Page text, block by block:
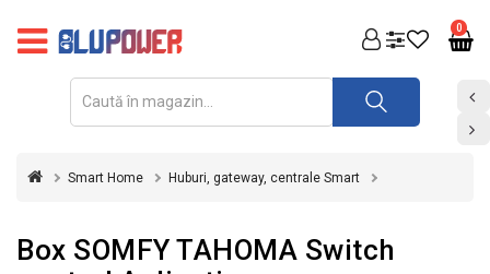
0
FOTOVOLTAICE
REDRESOARE
Smart Home Huburi, gateway, centrale Smart
Box SOMFY TAHOMA Switch